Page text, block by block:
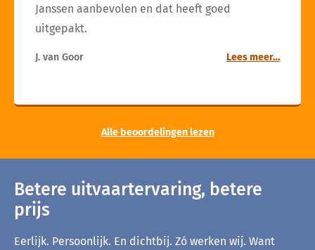
Janssen aanbevolen en dat heeft goed
uitgepakt.
J. van Goor Lees meer…
Alle beoordelingen lezen
Betere uitvaartervaring, betere
prijs
Eerlijk. Persoonlijk. En dichtbij. Zó werken wij. Want